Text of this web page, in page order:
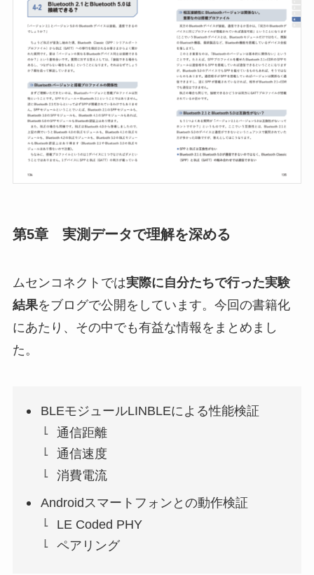
第5章 実測データで理解を深める
ムセンコネクトでは実際に自分たちで行った実験
結果をブログで公開をしています。今回の書籍化
にあたり、その中でも有益な情報をまとめまし
た。
BLEモジュールLINBLEによる性能検証
通信距離
通信速度
消費電流
Androidスマートフォンとの動作検証
LE Coded PHY
ペアリング